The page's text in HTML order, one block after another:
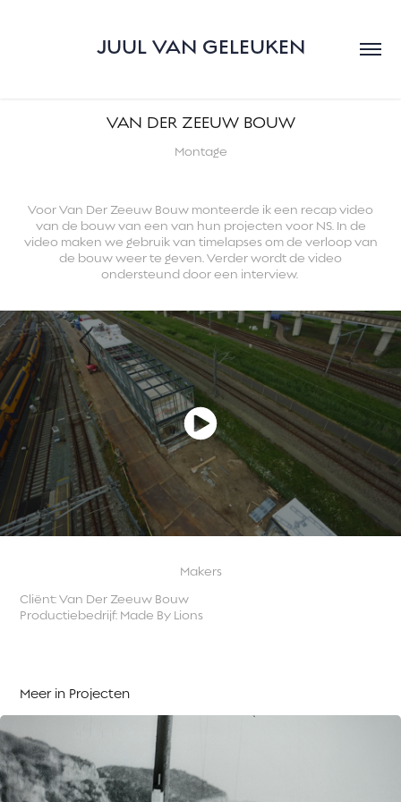
JUUL VAN GELEUKEN
VAN DER ZEEUW BOUW
Montage
Voor Van Der Zeeuw Bouw monteerde ik een recap video
van de bouw van een van hun projecten voor NS. In de
video maken we gebruik van timelapses om de verloop van
de bouw weer te geven. Verder wordt de video
ondersteund door een interview.
Makers
Cliënt: Van Der Zeeuw Bouw
Productiebedrijf: Made By Lions
Meer in Projecten